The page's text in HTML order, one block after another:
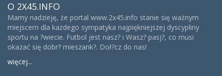
O 2X45.INFO
Mamy nadzieję, że portal www.2x45.info stanie się ważnym
miejscem dla każdego sympatyka najpiękniejszej dyscypliny
sportu na ?wiecie. Futbol jest nasz? i Wasz? pasj?, co musi
okazać się dobr? mieszank?. Doł?cz do nas!
więcej...